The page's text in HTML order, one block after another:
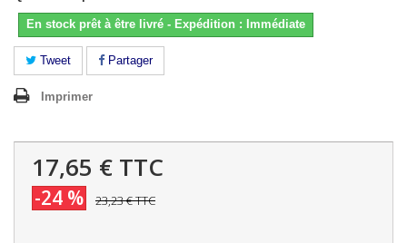
En stock prêt à être livré - Expédition : Immédiate
Tweet Partager
Imprimer
17,65 € TTC
-24 % 23,23 €TTC